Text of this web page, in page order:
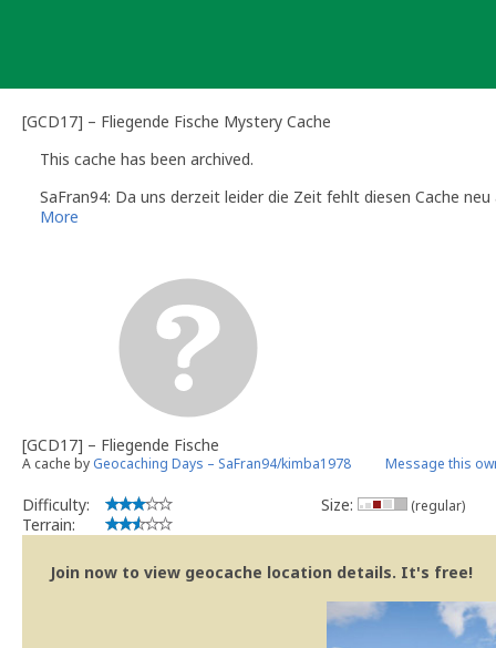
[GCD17] – Fliegende Fische Mystery Cache
This cache has been archived.
SaFran94: Da uns derzeit leider die Zeit fehlt diesen Cache
More
[GCD17] – Fliegende Fische
A cache by Geocaching Days – SaFran94/kimba1978 Message this
Difficulty:
Terrain:
Size: (regular)
Join now to view geocache location details. It's free!